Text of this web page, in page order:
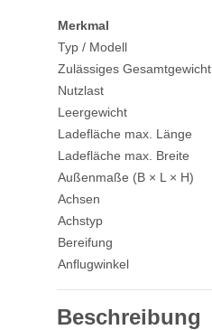
Merkmal
Typ / Modell
Zulässiges Gesamtgewicht
Nutzlast
Leergewicht
Ladefläche max. Länge
Ladefläche max. Breite
Außenmaße (B × L × H)
Achsen
Achstyp
Bereifung
Anflugwinkel
Beschreibung